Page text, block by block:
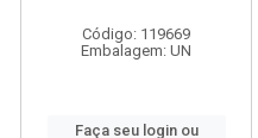
Código: 119669
Embalagem: UN
Faça seu login ou